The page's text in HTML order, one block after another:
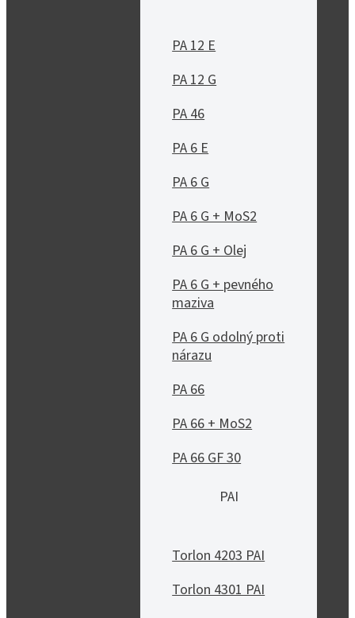
PA 12 E
PA 12 G
PA 46
PA 6 E
PA 6 G
PA 6 G + MoS2
PA 6 G + Olej
PA 6 G + pevného
maziva
PA 6 G odolný proti
nárazu
PA 66
PA 66 + MoS2
PA 66 GF 30
PAI
Torlon 4203 PAI
Torlon 4301 PAI